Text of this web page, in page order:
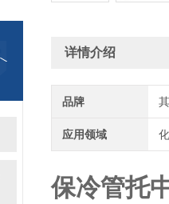
详情介绍
品牌
应用领域
保冷管托